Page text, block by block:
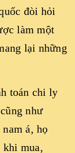
đòi hỏi
làm một
lại những
toán chi ly
như
á, họ
khi mua,